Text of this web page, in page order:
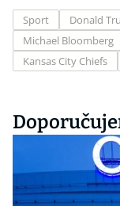
Sport Donald
Michael Bloomberg
Kansas City Chiefs